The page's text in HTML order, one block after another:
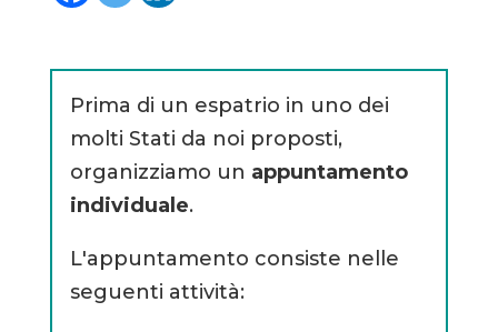
Prima di un espatrio in uno dei
molti Stati da noi proposti,
organizziamo un appuntamento
individuale.
L'appuntamento consiste nelle
seguenti attività: